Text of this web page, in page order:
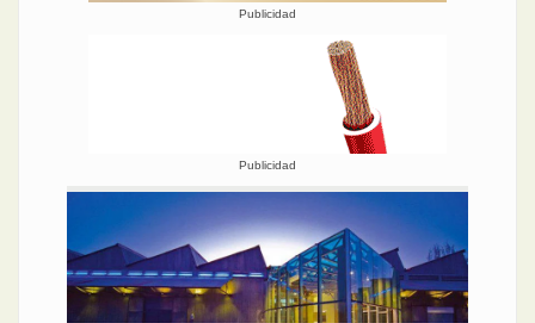
Publicidad
Publicidad